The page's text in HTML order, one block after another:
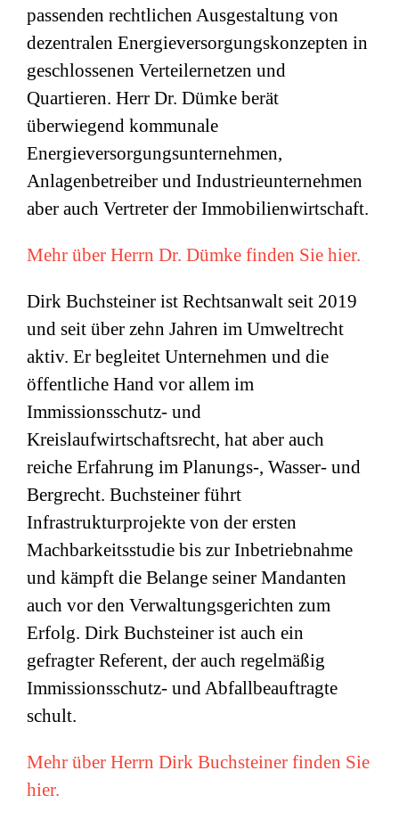
passenden rechtlichen Ausgestaltung von
dezentralen Energieversorgungskonzepten in
geschlossenen Verteilernetzen und
Quartieren. Herr Dr. Dümke berät
überwiegend kommunale
Energieversorgungsunternehmen,
Anlagenbetreiber und Industrieunternehmen
aber auch Vertreter der Immobilienwirtschaft.
Mehr über Herrn Dr. Dümke finden Sie hier.
Dirk Buchsteiner ist Rechtsanwalt seit 2019
und seit über zehn Jahren im Umweltrecht
aktiv. Er begleitet Unternehmen und die
öffentliche Hand vor allem im
Immissionsschutz- und
Kreislaufwirtschaftsrecht, hat aber auch
reiche Erfahrung im Planungs-, Wasser- und
Bergrecht. Buchsteiner führt
Infrastrukturprojekte von der ersten
Machbarkeitsstudie bis zur Inbetriebnahme
und kämpft die Belange seiner Mandanten
auch vor den Verwaltungsgerichten zum
Erfolg. Dirk Buchsteiner ist auch ein
gefragter Referent, der auch regelmäßig
Immissionsschutz- und Abfallbeauftragte
schult.
Mehr über Herrn Dirk Buchsteiner finden Sie
hier.